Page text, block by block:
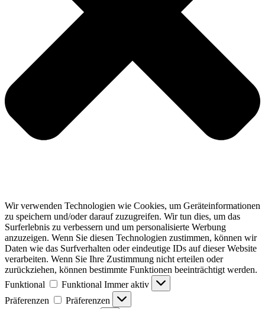
Wir verwenden Technologien wie Cookies, um Geräteinformationen
zu speichern und/oder darauf zuzugreifen. Wir tun dies, um das
Surferlebnis zu verbessern und um personalisierte Werbung
anzuzeigen. Wenn Sie diesen Technologien zustimmen, können wir
Daten wie das Surfverhalten oder eindeutige IDs auf dieser Website
verarbeiten. Wenn Sie Ihre Zustimmung nicht erteilen oder
zurückziehen, können bestimmte Funktionen beeinträchtigt werden.
Funktional
Funktional Immer aktiv
Präferenzen
Präferenzen